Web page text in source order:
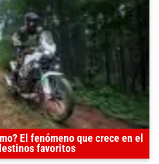
El fenómeno que crece en el
favoritos